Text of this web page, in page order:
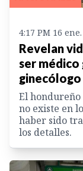
4:17 PM 16
Revelan
ser médico
El
no existe en
haber sido
los detalles.